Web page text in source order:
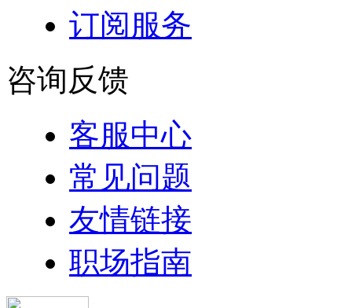
订阅服务
咨询反馈
客服中心
常见问题
友情链接
职场指南